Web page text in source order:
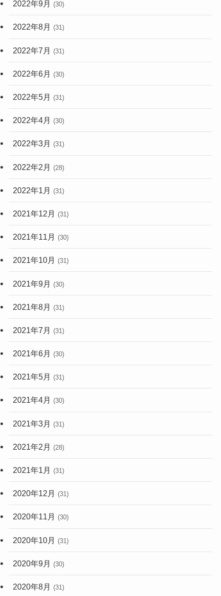
2022年9月 (30)
2022年8月 (31)
2022年7月 (31)
2022年6月 (30)
2022年5月 (31)
2022年4月 (30)
2022年3月 (31)
2022年2月 (28)
2022年1月 (31)
2021年12月 (31)
2021年11月 (30)
2021年10月 (31)
2021年9月 (30)
2021年8月 (31)
2021年7月 (31)
2021年6月 (30)
2021年5月 (31)
2021年4月 (30)
2021年3月 (31)
2021年2月 (28)
2021年1月 (31)
2020年12月 (31)
2020年11月 (30)
2020年10月 (31)
2020年9月 (30)
2020年8月 (31)